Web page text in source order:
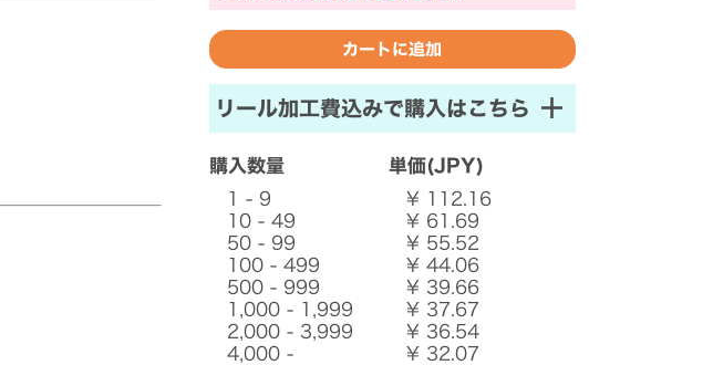
リール加工費込みで購入はこちら
購入数量
単価(JPY)
1 - 9
¥ 112.16
10 - 49
¥ 61.69
50 - 99
¥ 55.52
100 - 499
¥ 44.06
500 - 999
¥ 39.66
1,000 - 1,999
¥ 37.67
2,000 - 3,999
¥ 36.54
4,000 -
¥ 32.07